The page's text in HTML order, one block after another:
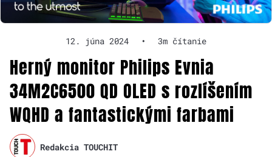
12. júna 2024 • 3m čítanie
Herný monitor Philips Evnia
34M2C6500 QD OLED s rozlíšením
WQHD a fantastickými farbami
Redakcia TOUCHIT